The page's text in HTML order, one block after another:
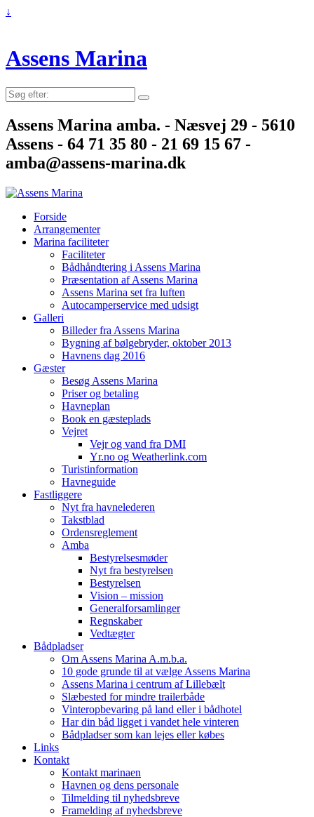
↓
Assens Marina
Søg
efter:
Assens Marina amba. - Næsvej 29 - 5610
Assens - 64 71 35 80 - 21 69 15 67 -
amba@assens-marina.dk
Forside
Arrangementer
Marina faciliteter
Faciliteter
Bådhåndtering i Assens Marina
Præsentation af Assens Marina
Assens Marina set fra luften
Autocamperservice med udsigt
Galleri
Billeder fra Assens Marina
Bygning af bølgebryder, oktober 2013
Havnens dag 2016
Gæster
Besøg Assens Marina
Priser og betaling
Havneplan
Book en gæsteplads
Vejret
Vejr og vand fra DMI
Yr.no og Weatherlink.com
Turistinformation
Havneguide
Fastliggere
Nyt fra havnelederen
Takstblad
Ordensreglement
Amba
Bestyrelsesmøder
Nyt fra bestyrelsen
Bestyrelsen
Vision – mission
Generalforsamlinger
Regnskaber
Vedtægter
Bådpladser
Om Assens Marina A.m.b.a.
10 gode grunde til at vælge Assens Marina
Assens Marina i centrum af Lillebælt
Slæbested for mindre trailerbåde
Vinteropbevaring på land eller i bådhotel
Har din båd ligget i vandet hele vinteren
Bådpladser som kan lejes eller købes
Links
Kontakt
Kontakt marinaen
Havnen og dens personale
Tilmelding til nyhedsbreve
Framelding af nyhedsbreve